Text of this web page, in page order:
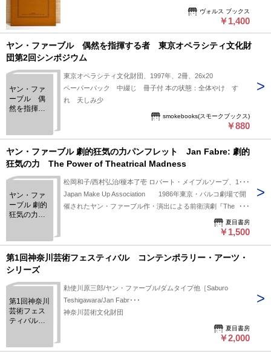
ヴォルス ブックス
￥1,400
ヤン・ファーブル 偶然を指揮する者 東京オペラシティ文化財
団第2回シンポジウム
ヤン・ファ
ーブル 偶
然を指揮す
ィ文化財団
第2回シンポ
ジウム
東京オペラシティ文化財団、1997年、2冊、26x20
ペーパーバック 中綴じ 冊子付 本の状態：全体やけ す
れ 天しみ少
smokebooks(スモークブックス)
￥880
ヤン・ファーブル 劇的狂気の力パンフレット Jan Fabre: 劇的
狂気の力 The Power of Theatrical Madness
ヤン・ファ
ーブル 劇的
狂気の力パ
Fabre: 劇的
狂気の力
The Power
of Theatrical
Madness
松岡和子/西村弘治/榎本了壱 ロバート・メイプルソープ、1986
Japan Make Up Association 1986年東京・パルコ劇場で開
催されたヤン・ファーブル作・演出による前衛演劇『The
Power of Theatrical Madness（劇的狂気の力）』のパンフレッ
夏目書房
￥1,500
第1回神奈川芸術フェスティバル コンテンポラリー・アーツ・
シリーズ
第1回神奈川
芸術フェス
ティバル
ーツ・シリ
勅使川原三郎/ヤン・ファーブル/ダムタイプ他［Saburo
Teshigawara/Jan Fabr･･･
神奈川芸術文化財団
夏目書房
￥2,000